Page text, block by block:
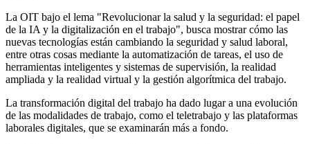
La OIT bajo el lema "Revolucionar la salud y la seguridad: el papel
de la IA y la digitalización en el trabajo", busca mostrar cómo las
nuevas tecnologías están cambiando la seguridad y salud laboral,
entre otras cosas mediante la automatización de tareas, el uso de
herramientas inteligentes y sistemas de supervisión, la realidad
ampliada y la realidad virtual y la gestión algorítmica del trabajo.
La transformación digital del trabajo ha dado lugar a una evolución
de las modalidades de trabajo, como el teletrabajo y las plataformas
laborales digitales, que se examinarán más a fondo.